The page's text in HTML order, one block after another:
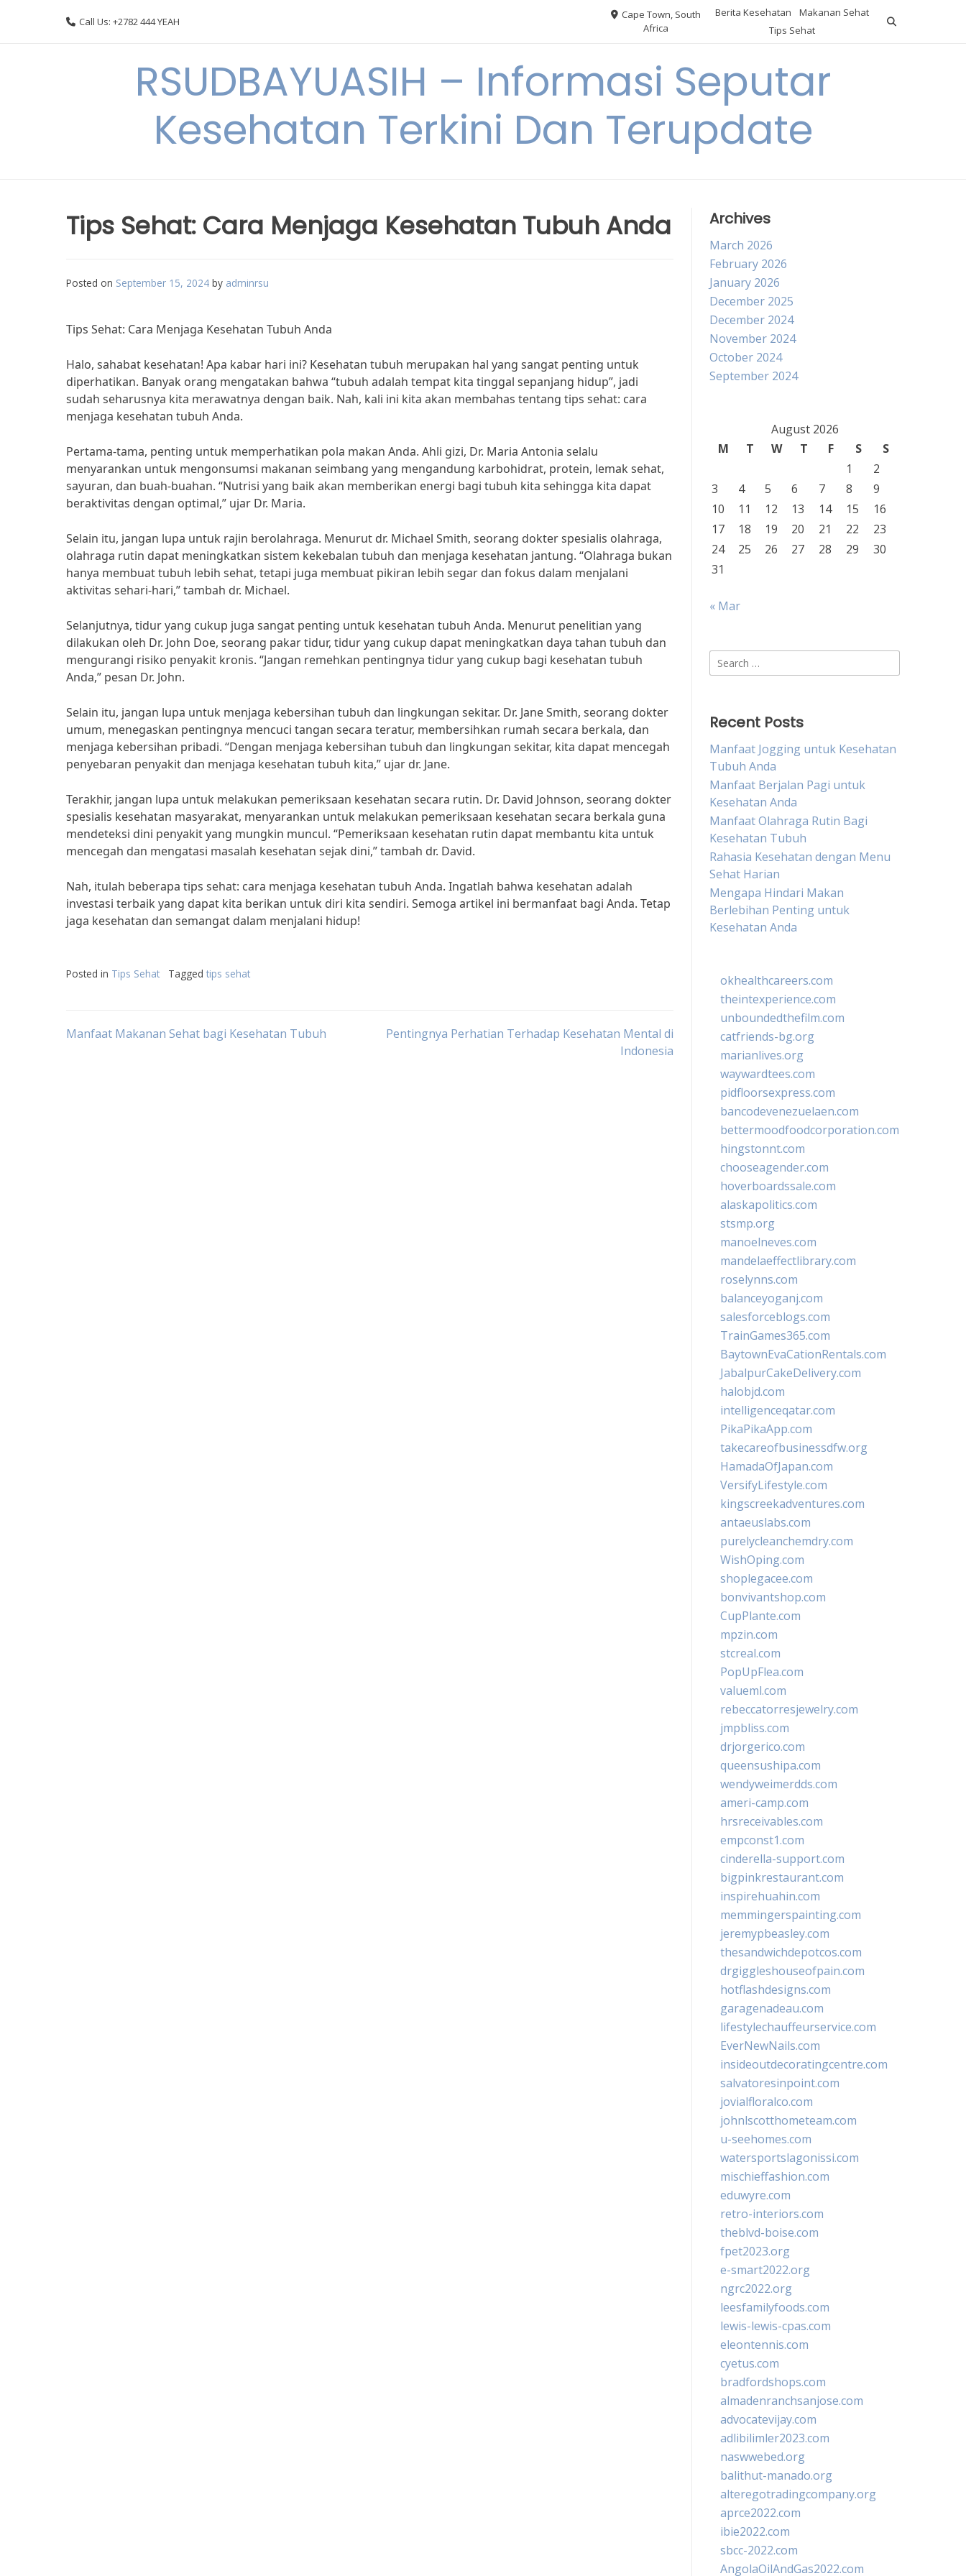
Call Us: +2782 444 YEAH
Cape Town, South
Africa
Berita Kesehatan
Makanan Sehat
Tips Sehat
RSUDBAYUASIH – Informasi Seputar
Kesehatan Terkini Dan Terupdate
Tips Sehat: Cara Menjaga Kesehatan Tubuh Anda
Posted on September 15, 2024 by adminrsu
Tips Sehat: Cara Menjaga Kesehatan Tubuh Anda
Halo, sahabat kesehatan! Apa kabar hari ini? Kesehatan tubuh merupakan hal yang sangat penting untuk
diperhatikan. Banyak orang mengatakan bahwa “tubuh adalah tempat kita tinggal sepanjang hidup”, jadi
sudah seharusnya kita merawatnya dengan baik. Nah, kali ini kita akan membahas tentang tips sehat: cara
menjaga kesehatan tubuh Anda.
Pertama-tama, penting untuk memperhatikan pola makan Anda. Ahli gizi, Dr. Maria Antonia selalu
menyarankan untuk mengonsumsi makanan seimbang yang mengandung karbohidrat, protein, lemak sehat,
sayuran, dan buah-buahan. “Nutrisi yang baik akan memberikan energi bagi tubuh kita sehingga kita dapat
beraktivitas dengan optimal,” ujar Dr. Maria.
Selain itu, jangan lupa untuk rajin berolahraga. Menurut dr. Michael Smith, seorang dokter spesialis olahraga,
olahraga rutin dapat meningkatkan sistem kekebalan tubuh dan menjaga kesehatan jantung. “Olahraga bukan
hanya membuat tubuh lebih sehat, tetapi juga membuat pikiran lebih segar dan fokus dalam menjalani
aktivitas sehari-hari,” tambah dr. Michael.
Selanjutnya, tidur yang cukup juga sangat penting untuk kesehatan tubuh Anda. Menurut penelitian yang
dilakukan oleh Dr. John Doe, seorang pakar tidur, tidur yang cukup dapat meningkatkan daya tahan tubuh dan
mengurangi risiko penyakit kronis. “Jangan remehkan pentingnya tidur yang cukup bagi kesehatan tubuh
Anda,” pesan Dr. John.
Selain itu, jangan lupa untuk menjaga kebersihan tubuh dan lingkungan sekitar. Dr. Jane Smith, seorang dokter
umum, menegaskan pentingnya mencuci tangan secara teratur, membersihkan rumah secara berkala, dan
menjaga kebersihan pribadi. “Dengan menjaga kebersihan tubuh dan lingkungan sekitar, kita dapat mencegah
penyebaran penyakit dan menjaga kesehatan tubuh kita,” ujar dr. Jane.
Terakhir, jangan lupa untuk melakukan pemeriksaan kesehatan secara rutin. Dr. David Johnson, seorang dokter
spesialis kesehatan masyarakat, menyarankan untuk melakukan pemeriksaan kesehatan secara berkala guna
mendeteksi dini penyakit yang mungkin muncul. “Pemeriksaan kesehatan rutin dapat membantu kita untuk
mencegah dan mengatasi masalah kesehatan sejak dini,” tambah dr. David.
Nah, itulah beberapa tips sehat: cara menjaga kesehatan tubuh Anda. Ingatlah bahwa kesehatan adalah
investasi terbaik yang dapat kita berikan untuk diri kita sendiri. Semoga artikel ini bermanfaat bagi Anda. Tetap
jaga kesehatan dan semangat dalam menjalani hidup!
Posted in Tips Sehat Tagged tips sehat
Post
Manfaat Makanan Sehat bagi Kesehatan Tubuh
Pentingnya Perhatian Terhadap Kesehatan Mental di
Indonesia
Archives
March 2026
February 2026
January 2026
December 2025
December 2024
November 2024
October 2024
September 2024
August 2026
M
T W T F S
S
1
2
3
4 5 6 7 8
9
10
11 12 13 14 15
16
17
18 19 20 21 22
23
24
25 26 27 28 29
30
31
« Mar
Search
for:
Recent Posts
Manfaat Jogging untuk Kesehatan
Tubuh Anda
Manfaat Berjalan Pagi untuk
Kesehatan Anda
Manfaat Olahraga Rutin Bagi
Kesehatan Tubuh
Rahasia Kesehatan dengan Menu
Sehat Harian
Mengapa Hindari Makan
Berlebihan Penting untuk
Kesehatan Anda
okhealthcareers.com
theintexperience.com
unboundedthefilm.com
catfriends-bg.org
marianlives.org
waywardtees.com
pidfloorsexpress.com
bancodevenezuelaen.com
bettermoodfoodcorporation.com
hingstonnt.com
chooseagender.com
hoverboardssale.com
alaskapolitics.com
stsmp.org
manoelneves.com
mandelaeffectlibrary.com
roselynns.com
balanceyoganj.com
salesforceblogs.com
TrainGames365.com
BaytownEvaCationRentals.com
JabalpurCakeDelivery.com
halobjd.com
intelligenceqatar.com
PikaPikaApp.com
takecareofbusinessdfw.org
HamadaOfJapan.com
VersifyLifestyle.com
kingscreekadventures.com
antaeuslabs.com
purelycleanchemdry.com
WishOping.com
shoplegacee.com
bonvivantshop.com
CupPlante.com
mpzin.com
stcreal.com
PopUpFlea.com
valueml.com
rebeccatorresjewelry.com
jmpbliss.com
drjorgerico.com
queensushipa.com
wendyweimerdds.com
ameri-camp.com
hrsreceivables.com
empconst1.com
cinderella-support.com
bigpinkrestaurant.com
inspirehuahin.com
memmingerspainting.com
jeremypbeasley.com
thesandwichdepotcos.com
drgiggleshouseofpain.com
hotflashdesigns.com
garagenadeau.com
lifestylechauffeurservice.com
EverNewNails.com
insideoutdecoratingcentre.com
salvatoresinpoint.com
jovialfloralco.com
johnlscotthometeam.com
u-seehomes.com
watersportslagonissi.com
mischieffashion.com
eduwyre.com
retro-interiors.com
theblvd-boise.com
fpet2023.org
e-smart2022.org
ngrc2022.org
leesfamilyfoods.com
lewis-lewis-cpas.com
eleontennis.com
cyetus.com
bradfordshops.com
almadenranchsanjose.com
advocatevijay.com
adlibilimler2023.com
naswwebed.org
balithut-manado.org
alteregotradingcompany.org
aprce2022.com
ibie2022.com
sbcc-2022.com
AngolaOilAndGas2022.com